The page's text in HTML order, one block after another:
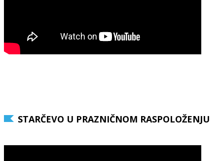
STARČEVO U PRAZNIČNOM RASPOLOŽENJU